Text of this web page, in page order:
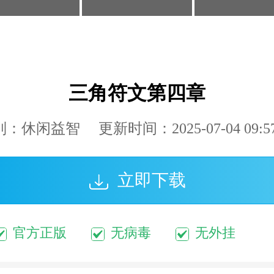
三角符文第四章
：休闲益智 更新时间：2025-07-04
立即下载
官方正版 无病毒 无外挂